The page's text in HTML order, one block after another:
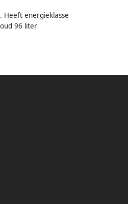
Heeft energieklasse
96 liter